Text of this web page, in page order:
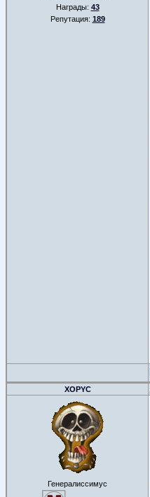
Награды: 43
Репутация: 189
XOPYC
Генералиссимус